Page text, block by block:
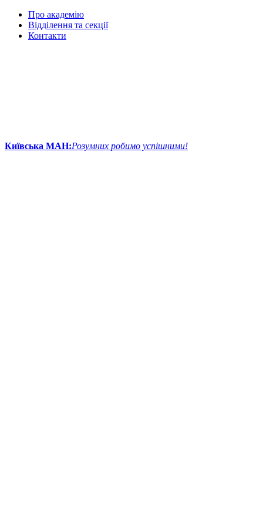
Про академію
Відділення та секції
Контакти
Київська МАН:Розумних робимо успішними!